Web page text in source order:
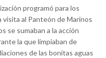
programó para los
visita al Panteón de Marinos
se sumaban a la acción
la que limpiaban de
de las bonitas aguas